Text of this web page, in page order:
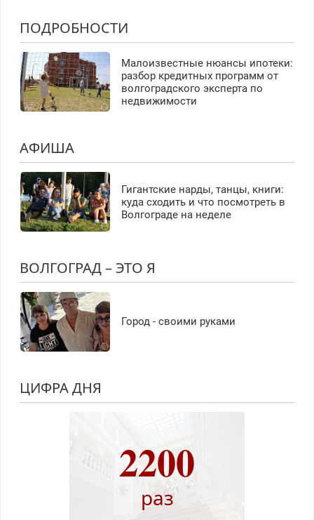
ПОДРОБНОСТИ
Малоизвестные нюансы ипотеки:
разбор кредитных программ от
волгоградского эксперта по
недвижимости
АФИША
Гигантские нарды, танцы, книги:
куда сходить и что посмотреть в
Волгограде на неделе
ВОЛГОГРАД – ЭТО Я
Город - своими руками
ЦИФРА ДНЯ
2200
раз